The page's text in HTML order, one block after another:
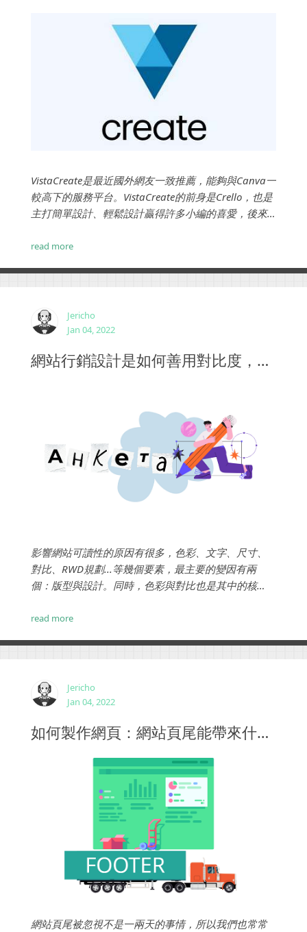
VistaCreate是最近國外網友一致推薦，能夠與Canva一
較高下的服務平台。VistaCreate的前身是Crello，也是
主打簡單設計、輕鬆設計贏得許多小編的喜愛，後來
是圖庫十分完整，對於預算不足的小資站長，小編來
read more
Jericho
Jan 04, 2022
網站行銷設計是如何善用對比度，提升網頁內容的可讀性
影響網站可讀性的原因有很多，色彩、文字、尺寸、
對比、RWD規劃...等幾個要素，最主要的變因有兩
個：版型與設計。同時，色彩與對比也是其中的核
來設計網站，讓用戶樂於接受你的網站資訊。...
read more
Jericho
Jan 04, 2022
如何製作網頁：網站頁尾能帶來什麽好處？
網站頁尾被忽視不是一兩天的事情，所以我們也常常